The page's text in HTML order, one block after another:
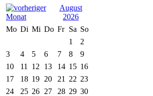
August
2026
Mo Di Mi Do Fr Sa So
1
2
3
4 5 6 7 8
9
10
11 12 13 14 15 16
17
18 19 20 21 22 23
24
25 26 27 28 29 30